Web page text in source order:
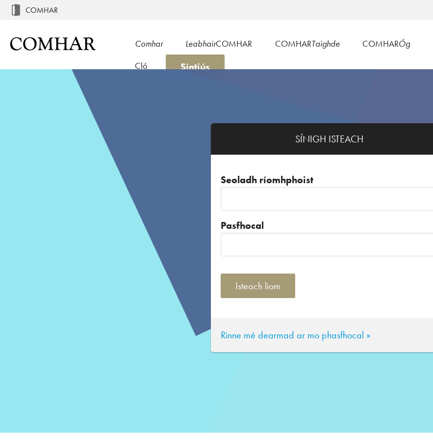
COMHAR
Comhar LeabhairCOMHAR COMHARTaighde COMHARÓg
Cló Síntiús
SÍNIGH ISTEACH
Seoladh ríomhphoist
Pasfhocal
Rinne mé dearmad ar mo phasfhocal »